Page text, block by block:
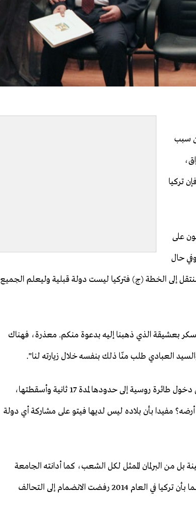
سبب
تركيا
على
حال
إلى الخطة (ج) فتركيا ليست دولة قبلية وليعلم الجميع
بعشيقة الذي ذهبنا إليه بدعوة منكم. معذرة، فهناك
والسيد العبادي طلب منّا ذلك بنفسه خلال زيارته لنا".
الكاتب والإعلامي العراقي علاء الخطيب قال إن تركيا لم تحتمل دخول طائرة روسية إلى حدودها لمدة 17 ثانية وأسقطتها،
مفيدا بأن بلاده ليس لديها فيتو على مشاركة أي دولة
من البرلمان الممثل لكل الشعب، كما أدانته الجامعة
العربية والولايات المتحدة التي اعتبرته خارج التحالف الدولي، علما بأن تركيا في العام 2014 رفضت الانضمام إلى التحالف